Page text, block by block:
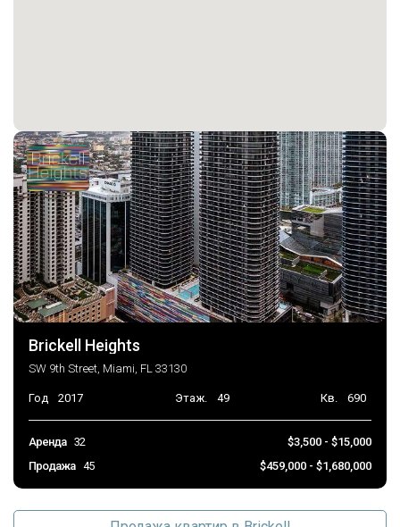
Brickell Heights
SW 9th Street, Miami, FL 33130
Год 2017 Этаж. 49 Кв. 690
Аренда 32
$3,500 - $15,000
Продажа 45 $459,000 - $1,680,000